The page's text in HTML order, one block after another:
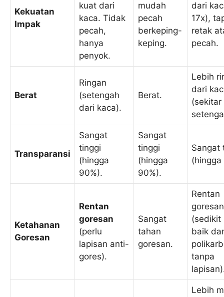
Kekuatan
Impak
kuat dari
kaca. Tidak
pecah,
hanya
penyok.
mudah
pecah
berkeping-
keping.
dari
17x),
retak
pecah.
Berat
Ringan
(setengah
dari kaca).
Berat.
Lebih
dari
(sekitar
Transparansi
Sangat
tinggi
(hingga
90%).
Sangat
tinggi
(hingga
90%).
Sangat
(hingga
Ketahanan
Goresan
Rentan
goresan
(perlu
lapisan anti-
gores).
Sangat
tahan
goresan.
Rentan
goresan
(sedikit
baik
tanpa
Lebih